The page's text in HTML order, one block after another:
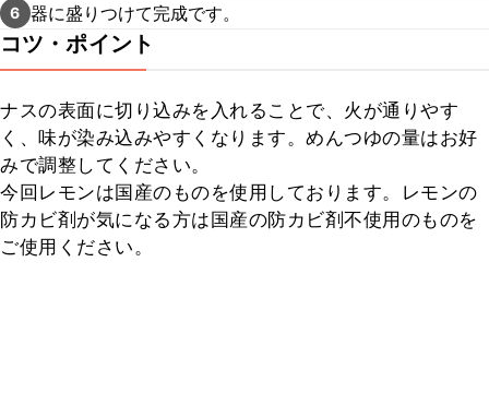
6 器に盛りつけて完成です。
コツ・ポイント
ナスの表面に切り込みを入れることで、火が通りやす
く、味が染み込みやすくなります。めんつゆの量はお好
みで調整してください。
今回レモンは国産のものを使用しております。レモンの
防カビ剤が気になる方は国産の防カビ剤不使用のものを
ご使用ください。